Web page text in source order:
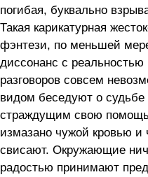
погибая, буквально
Такая карикатурная
фэнтези, по меньшей
диссонанс с
разговоров совсем
видом беседуют о
страждущим свою
измазано чужой кровью
свисают. Окружающие
радостью принимают